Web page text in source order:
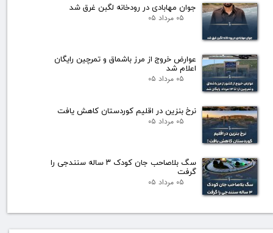
جوان مهابادی در رودخانه لگبن غرق شد
۰۵ مرداد ۰۵
عوارض خروج از مرز باشماق و تمرچین رایگان
اعلام شد
۰۵ مرداد ۰۵
نرخ بنزین در اقلیم کوردستان کاهش یافت
۰۵ مرداد ۰۵
سگ بلاصاحب جان کودک ۳ ساله سنندجی را
گرفت
۰۵ مرداد ۰۵